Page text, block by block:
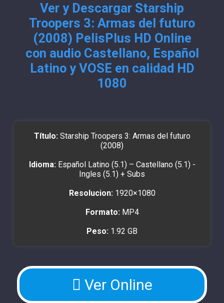
Ver y Descargar Starship
Troopers 3: Armas del futuro
(2008) PelisPlus HD Online
con audio Castellano, Español
Latino y VOSE en calidad HD
1080
Título: Starship Troopers 3: Armas del futuro
(2008)
Idioma: Español Latino (5.1) – Castellano (5.1) -
Ingles (5.1) + Subs
Resolucion: 1920×1080
Formato: MP4
Peso: 1.92 GB
Ver Online